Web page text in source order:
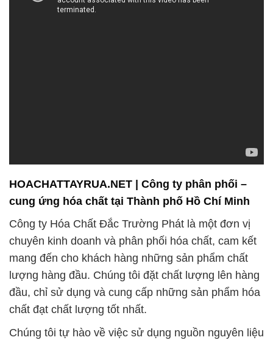
HOACHATTAYRUA.NET | Công ty phân phối –
cung ứng hóa chất tại Thành phố Hồ Chí Minh
Công ty Hóa Chất Đắc Trường Phát là một đơn vị
chuyên kinh doanh và phân phối hóa chất, cam kết
mang đến cho khách hàng những sản phẩm chất
lượng hàng đầu. Chúng tôi đặt chất lượng lên hàng
đầu, chỉ sử dụng và cung cấp những sản phẩm hóa
chất đạt chất lượng tốt nhất.
Chúng tôi tự hào về việc sử dụng nguồn nguyên liệu